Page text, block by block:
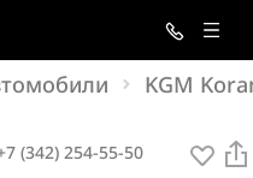
KGM
(342) 254-55-50